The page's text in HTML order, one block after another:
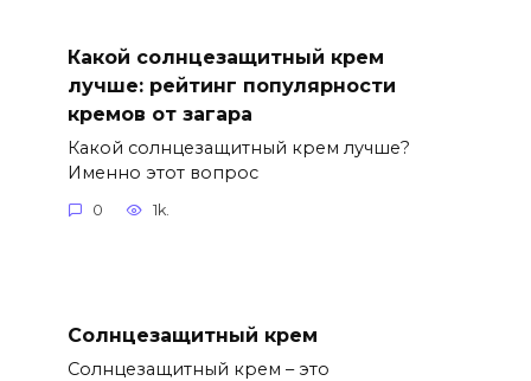
Какой солнцезащитный крем
лучше: рейтинг популярности
кремов от загара
Какой солнцезащитный крем лучше?
Именно этот вопрос
0 1k.
Солнцезащитный крем
Солнцезащитный крем – это